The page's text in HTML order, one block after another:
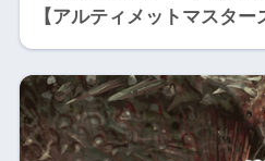
【アルティメットマスター